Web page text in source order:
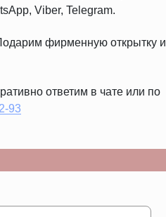
Viber, Telegram.
фирменную открытку и
ответим в чате или по
93